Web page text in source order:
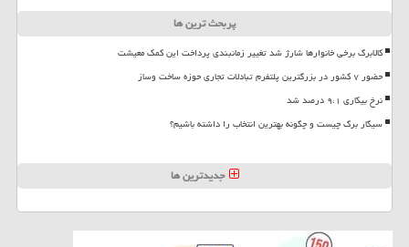
پربحث ترین ها
کالابرگ برخی خانوارها شارژ شد تغییر زمانبندی پرداخت این کمک معیشت
حضور ۷ کشور در بزرگترین پلتفرم تبادلات تجاری حوزه ساخت وساز
نرخ بیکاری ۹،۱ درصد شد
سیگار برگ چیست و چگونه بهترین انتخاب را داشته باشیم؟
جدیدترین ها